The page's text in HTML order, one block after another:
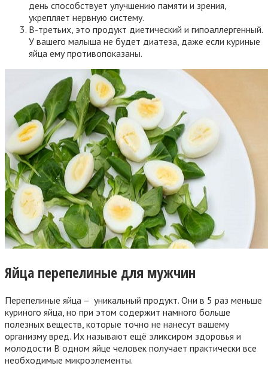
день способствует улучшению памяти и зрения,
укрепляет нервную систему.
В-третьих, это продукт диетический и гипоаллергенный.
У вашего малыша не будет диатеза, даже если куриные
яйца ему противопоказаны.
Яйца перепелиные для мужчин
Перепелиные яйца – уникальный продукт. Они в 5 раз меньше
куриного яйца, но при этом содержит намного больше
полезных веществ, которые точно не нанесут вашему
организму вред. Их называют ещё эликсиром здоровья и
молодости В одном яйце человек получает практически все
необходимые микроэлементы.